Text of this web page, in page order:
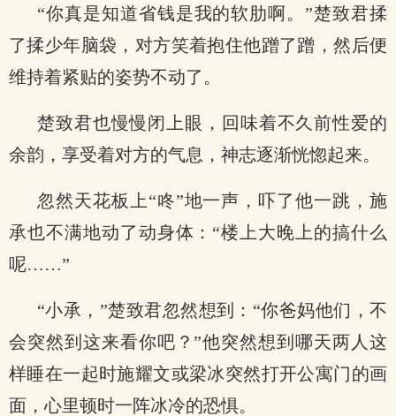
“你真是知道省钱是我的软肋啊。”楚致君揉
了揉少年脑袋，对方笑着抱住他蹭了蹭，然后便
维持着紧贴的姿势不动了。
楚致君也慢慢闭上眼，回味着不久前性爱的
余韵，享受着对方的气息，神志逐渐恍惚起来。
忽然天花板上“咚”地一声，吓了他一跳，施
承也不满地动了动身体：“楼上大晚上的搞什么
呢……”
“小承，”楚致君忽然想到：“你爸妈他们，不
会突然到这来看你吧？”他突然想到哪天两人这
样睡在一起时施耀文或梁冰突然打开公寓门的画
面，心里顿时一阵冰冷的恐惧。